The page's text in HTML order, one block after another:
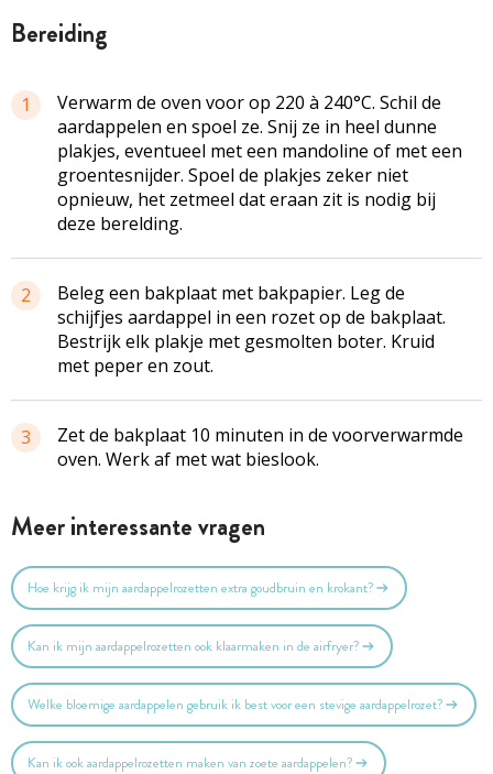
bereiding
1
Verwarm de oven voor op 220 à 240°C. Schil de
aardappelen en spoel ze. Snij ze in heel dunne
plakjes, eventueel met een mandoline of met een
groentesnijder. Spoel de plakjes zeker niet
opnieuw, het zetmeel dat eraan zit is nodig bij
deze berelding.
2
Beleg een bakplaat met bakpapier. Leg de
schijfjes aardappel in een rozet op de bakplaat.
Bestrijk elk plakje met gesmolten boter. Kruid
met peper en zout.
3
Zet de bakplaat 10 minuten in de voorverwarmde
oven. Werk af met wat bieslook.
Meer interessante vragen
Hoe krijg ik mijn aardappelrozetten extra goudbruin en krokant?
Kan ik mijn aardappelrozetten ook klaarmaken in de airfryer?
Welke bloemige aardappelen gebruik ik best voor een stevige aardappelrozet?
Kan ik ook aardappelrozetten maken van zoete aardappelen?